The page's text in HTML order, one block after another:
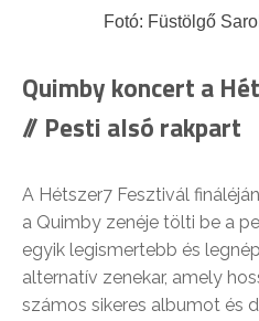
Fotó: Füstölgő
Quimby koncert a
// Pesti alsó rakpart
A Hétszer7 Fesztivál
a Quimby zenéje tölti be a
egyik legismertebb és
alternatív zenekar, amely
számos sikeres albumot és